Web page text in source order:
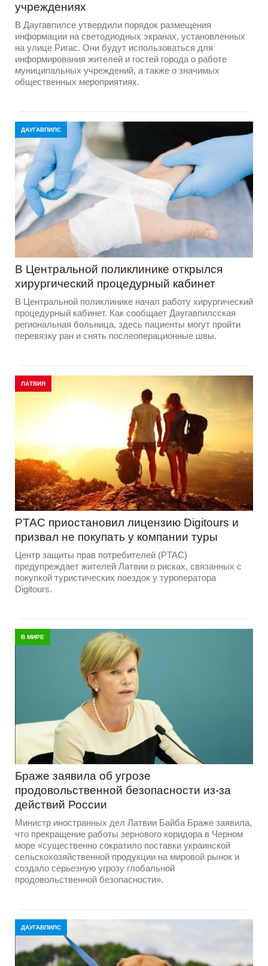
учреждениях
В Даугавпилсе утвердили порядок размещения
информации на светодиодных экранах, установленных
на улице Ригас. Они будут использоваться для
информирования жителей и гостей города о работе
муниципальных учреждений, а также о значимых
общественных мероприятиях.
ДАУГАВПИЛС
В Центральной поликлинике открылся
хирургический процедурный кабинет
В Центральной поликлинике начал работу хирургический
процедурный кабинет. Как сообщает Даугавпилсская
региональная больница, здесь пациенты могут пройти
перевязку ран и снять послеоперационные швы.
ЛАТВИЯ
PTAC приостановил лицензию Digitours и
призвал не покупать у компании туры
Центр защиты прав потребителей (PTAC)
предупреждает жителей Латвии о рисках, связанных с
покупкой туристических поездок у туроператора
Digitours.
В МИРЕ
Браже заявила об угрозе
продовольственной безопасности из-за
действий России
Министр иностранных дел Латвии Байба Браже заявила,
что прекращение работы зернового коридора в Черном
море «существенно сократило поставки украинской
сельскохозяйственной продукции на мировой рынок и
создало серьезную угрозу глобальной
продовольственной безопасности».
ДАУГАВПИЛС